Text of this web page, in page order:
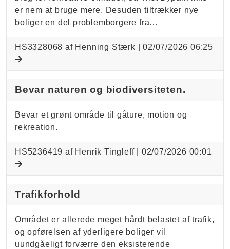
er nem at bruge mere. Desuden tiltrækker nye
boliger en del problemborgere fra…
HS3328068 af Henning Stærk |02/07/2026 06:25
Bevar naturen og biodiversiteten.
Bevar et grønt område til gåture, motion og
rekreation.
HS5236419 af Henrik Tingleff | 02/07/2026 00:01
Trafikforhold
Området er allerede meget hårdt belastet af trafik,
og opførelsen af yderligere boliger vil
uundgåeligt forværre den eksisterende